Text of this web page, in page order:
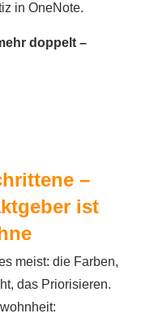
in OneNote.
doppelt –
–
ist
meist: die Farben,
das Priorisieren.